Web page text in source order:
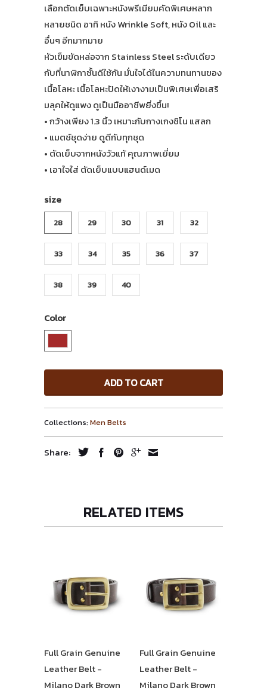
เลือกตัดเย็บเฉพาะหนังพรีเมียมคัดพิเศษหลาก
หลายชนิด อาทิ หนัง Wrinkle Soft, หนัง Oil และ
อื่นๆ อีกมากมาย
หัวเข็มขัดหล่อจาก Stainless Steel ระดับเดียว
กับที่นาฬิกาชั้นดีใช้กัน มั่นใจได้ในความทนทานของ
เนื้อโลหะ เนื้อโลหะปัดให้เงางามเป็นพิเศษเพื่อเสริ
มลุคให้ดูแพง ดูเป็นมืออาชีพยิ่งขึ้น!
• กว้างเพียง 1.3 นิ้ว เหมาะกับกางเกงชิโน แสลก
• แมตช์ชุดง่าย ดูดีกับทุกชุด
• ตัดเย็บจากหนังวัวแท้ คุณภาพเยี่ยม
• เอาใจใส่ ตัดเย็บแบบแฮนด์เมด
size
28 29 30 31 32
33 34 35 36 37
38 39 40
Color
ADD TO CART
Collections:Men Belts
Share:
RELATED ITEMS
Full Grain Genuine
Leather Belt -
Milano Dark Brown
Full Grain Genuine
Leather Belt -
Milano Dark Brown